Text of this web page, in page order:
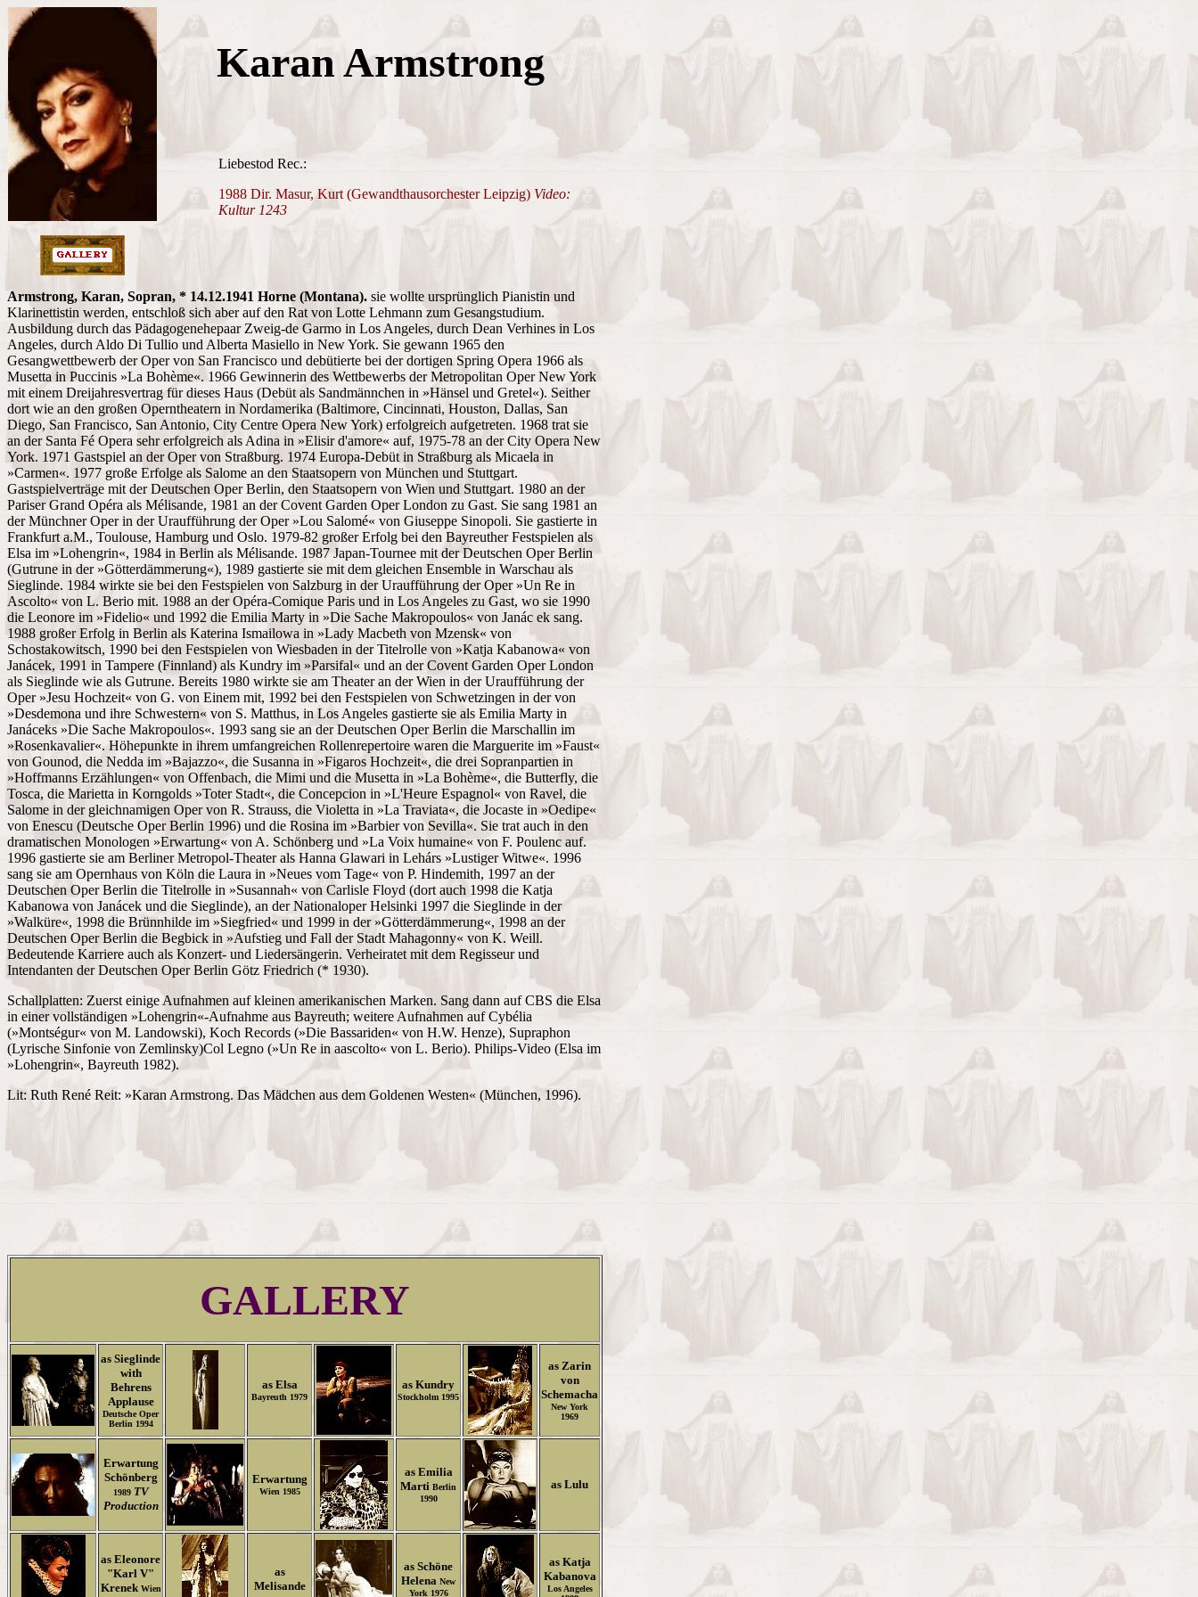
Karan Armstrong
Liebestod Rec.:
1988 Dir. Masur, Kurt (Gewandthausorchester Leipzig) Video:
Kultur 1243
Armstrong, Karan, Sopran, * 14.12.1941 Horne (Montana). sie wollte ursprünglich Pianistin und
Klarinettistin werden, entschloß sich aber auf den Rat von Lotte Lehmann zum Gesangstudium.
Ausbildung durch das Pädagogenehepaar Zweig-de Garmo in Los Angeles, durch Dean Verhines in Los
Angeles, durch Aldo Di Tullio und Alberta Masiello in New York. Sie gewann 1965 den
Gesangwettbewerb der Oper von San Francisco und debütierte bei der dortigen Spring Opera 1966 als
Musetta in Puccinis »La Bohème«. 1966 Gewinnerin des Wettbewerbs der Metropolitan Oper New York
mit einem Dreijahresvertrag für dieses Haus (Debüt als Sandmännchen in »Hänsel und Gretel«). Seither
dort wie an den großen Operntheatern in Nordamerika (Baltimore, Cincinnati, Houston, Dallas, San
Diego, San Francisco, San Antonio, City Centre Opera New York) erfolgreich aufgetreten. 1968 trat sie
an der Santa Fé Opera sehr erfolgreich als Adina in »Elisir d'amore« auf, 1975-78 an der City Opera New
York. 1971 Gastspiel an der Oper von Straßburg. 1974 Europa-Debüt in Straßburg als Micaela in
»Carmen«. 1977 große Erfolge als Salome an den Staatsopern von München und Stuttgart.
Gastspielverträge mit der Deutschen Oper Berlin, den Staatsopern von Wien und Stuttgart. 1980 an der
Pariser Grand Opéra als Mélisande, 1981 an der Covent Garden Oper London zu Gast. Sie sang 1981 an
der Münchner Oper in der Uraufführung der Oper »Lou Salomé« von Giuseppe Sinopoli. Sie gastierte in
Frankfurt a.M., Toulouse, Hamburg und Oslo. 1979-82 großer Erfolg bei den Bayreuther Festspielen als
Elsa im »Lohengrin«, 1984 in Berlin als Mélisande. 1987 Japan-Tournee mit der Deutschen Oper Berlin
(Gutrune in der »Götterdämmerung«), 1989 gastierte sie mit dem gleichen Ensemble in Warschau als
Sieglinde. 1984 wirkte sie bei den Festspielen von Salzburg in der Uraufführung der Oper »Un Re in
Ascolto« von L. Berio mit. 1988 an der Opéra-Comique Paris und in Los Angeles zu Gast, wo sie 1990
die Leonore im »Fidelio« und 1992 die Emilia Marty in »Die Sache Makropoulos« von Janác ek sang.
1988 großer Erfolg in Berlin als Katerina Ismailowa in »Lady Macbeth von Mzensk« von
Schostakowitsch, 1990 bei den Festspielen von Wiesbaden in der Titelrolle von »Katja Kabanowa« von
Janácek, 1991 in Tampere (Finnland) als Kundry im »Parsifal« und an der Covent Garden Oper London
als Sieglinde wie als Gutrune. Bereits 1980 wirkte sie am Theater an der Wien in der Uraufführung der
Oper »Jesu Hochzeit« von G. von Einem mit, 1992 bei den Festspielen von Schwetzingen in der von
»Desdemona und ihre Schwestern« von S. Matthus, in Los Angeles gastierte sie als Emilia Marty in
Janáceks »Die Sache Makropoulos«. 1993 sang sie an der Deutschen Oper Berlin die Marschallin im
»Rosenkavalier«. Höhepunkte in ihrem umfangreichen Rollenrepertoire waren die Marguerite im »Faust«
von Gounod, die Nedda im »Bajazzo«, die Susanna in »Figaros Hochzeit«, die drei Sopranpartien in
»Hoffmanns Erzählungen« von Offenbach, die Mimi und die Musetta in »La Bohème«, die Butterfly, die
Tosca, die Marietta in Korngolds »Toter Stadt«, die Concepcion in »L'Heure Espagnol« von Ravel, die
Salome in der gleichnamigen Oper von R. Strauss, die Violetta in »La Traviata«, die Jocaste in »Oedipe«
von Enescu (Deutsche Oper Berlin 1996) und die Rosina im »Barbier von Sevilla«. Sie trat auch in den
dramatischen Monologen »Erwartung« von A. Schönberg und »La Voix humaine« von F. Poulenc auf.
1996 gastierte sie am Berliner Metropol-Theater als Hanna Glawari in Lehárs »Lustiger Witwe«. 1996
sang sie am Opernhaus von Köln die Laura in »Neues vom Tage« von P. Hindemith, 1997 an der
Deutschen Oper Berlin die Titelrolle in »Susannah« von Carlisle Floyd (dort auch 1998 die Katja
Kabanowa von Janácek und die Sieglinde), an der Nationaloper Helsinki 1997 die Sieglinde in der
»Walküre«, 1998 die Brünnhilde im »Siegfried« und 1999 in der »Götterdämmerung«, 1998 an der
Deutschen Oper Berlin die Begbick in »Aufstieg und Fall der Stadt Mahagonny« von K. Weill.
Bedeutende Karriere auch als Konzert- und Liedersängerin. Verheiratet mit dem Regisseur und
Intendanten der Deutschen Oper Berlin Götz Friedrich (* 1930).
Schallplatten: Zuerst einige Aufnahmen auf kleinen amerikanischen Marken. Sang dann auf CBS die Elsa
in einer vollständigen »Lohengrin«-Aufnahme aus Bayreuth; weitere Aufnahmen auf Cybélia
(»Montségur« von M. Landowski), Koch Records (»Die Bassariden« von H.W. Henze), Supraphon
(Lyrische Sinfonie von Zemlinsky)Col Legno (»Un Re in aascolto« von L. Berio). Philips-Video (Elsa im
»Lohengrin«, Bayreuth 1982).
Lit: Ruth René Reit: »Karan Armstrong. Das Mädchen aus dem Goldenen Westen« (München, 1996).
GALLERY
as Sieglinde
with
Behrens
Applause
Deutsche Oper
Berlin 1994
as Elsa
Bayreuth 1979
as Kundry
Stockholm 1995
as Zarin
von
Schemacha
New York
1969
Erwartung
Schönberg
1989 TV
Production
Erwartung
Wien 1985
as Emilia
Marti Berlin
1990
as Lulu
as Eleonore
"Karl V"
Krenek Wien
as
Melisande
as Schöne
Helena New
York 1976
as Katja
Kabanova
Los Angeles